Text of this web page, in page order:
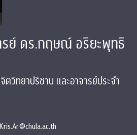
ย์ ดร.กฤษณ์ อริยะพุทธิ
ตวิทยาปริชาน และอาจารย์ประจำ
Kris.Ar@chula.ac.th